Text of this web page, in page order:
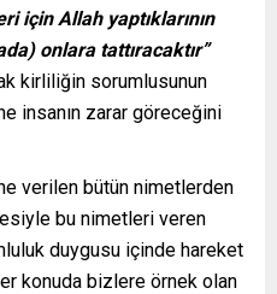
için Allah yaptıklarının
onlara tattıracaktır”
kirliliğin sorumlusunun
insanın zarar göreceğini
verilen bütün nimetlerden
bu nimetleri veren
duygusu içinde hareket
konuda bizlere örnek olan